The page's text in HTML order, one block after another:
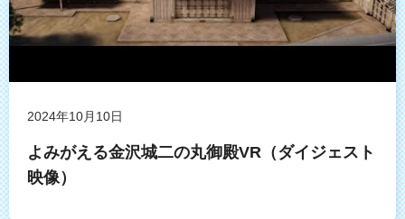
2024年10月10日
よみがえる金沢城二の丸御殿VR（ダイジェスト
映像）